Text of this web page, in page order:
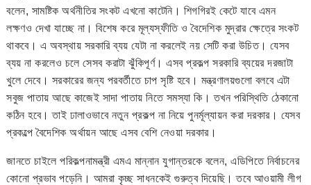
বলেন, সামষ্টিক অর্থনীতির সংকট এখনো কাটেনি। শিগগিরই কেটে যাবে এমন
লক্ষণও দেখা যাচ্ছে না। বিশেষ করে মূল্যস্ফীতি ও বৈদেশিক মুদ্রার ক্ষেত্রে সংকট
থাকবে। এ অবস্থায় সরকারি ব্যয় যেটা না করলেই নয় সেটি করা উচিত। যেসব
ব্যয় না করলেও চলে সেসব করাটা ঝুঁকিপূর্ণ। এসব প্রকল্প সরকারি ব্যয়ের দরজাটা
খুলে দেবে। সরকারের জন্য পরবর্তীতে চাপ সৃষ্টি হবে। মন্ত্রণালয়গুলো বলবে এটা
সবুজ পাতায় আছে কাজেই সাদা পাতায় নিতে সমস্যা কি। তখন পরিস্থিতি ঠেকানো
কঠিন হবে। তাই ঢালাওভাবে নতুন প্রকল্প না নিয়ে পুনর্মূল্যায়ন করা দরকার। যেসব
প্রকল্পে বৈদেশিক অর্থায়ন আছে এসব বেশি নেওয়া দরকার।
জানতে চাইলে পরিকল্পনামন্ত্রী এমএ মান্নান যুগান্তরকে বলেন, এডিপিতে নির্বাচনের
কোনো প্রভাব পড়েনি। আমরা কৃচ্ছ সাধনকেই গুরুত্ব দিয়েছি। তবে আওয়ামী লীগ